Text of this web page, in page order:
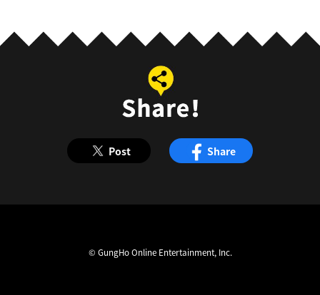
Post Share
© GungHo Online Entertainment, Inc.